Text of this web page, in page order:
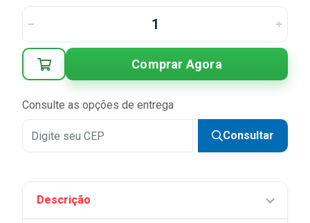
Comprar Agora
Consulte as opções de entrega
Consultar
Descrição